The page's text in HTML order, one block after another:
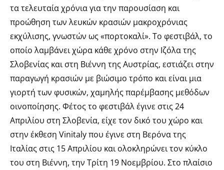
τα τελευταία χρόνια για την παρουσίαση και
προώθηση των λευκών κρασιών μακροχρόνιας
εκχύλισης, γνωστών ως «πορτοκαλί». Το φεστιβάλ, το
οποίο λαμβάνει χώρα κάθε χρόνο στην Ιζόλα της
Σλοβενίας και στη Βιέννη της Αυστρίας, εστιάζει στην
παραγωγή κρασιών με βιώσιμο τρόπο και είναι μια
γιορτή των φυσικών, χαμηλής παρέμβασης μεθόδων
οινοποίησης. Φέτος το φεστιβάλ έγινε στις 24
Απριλίου στη Σλοβενία, είχε τον δικό του χώρο και
στην έκθεση Vinitaly που έγινε στη Βερόνα της
Ιταλίας στις 15 Απριλίου και ολοκληρώνει τον κύκλο
του στη Βιέννη, την Τρίτη 19 Νοεμβρίου. Στο πλαίσιο